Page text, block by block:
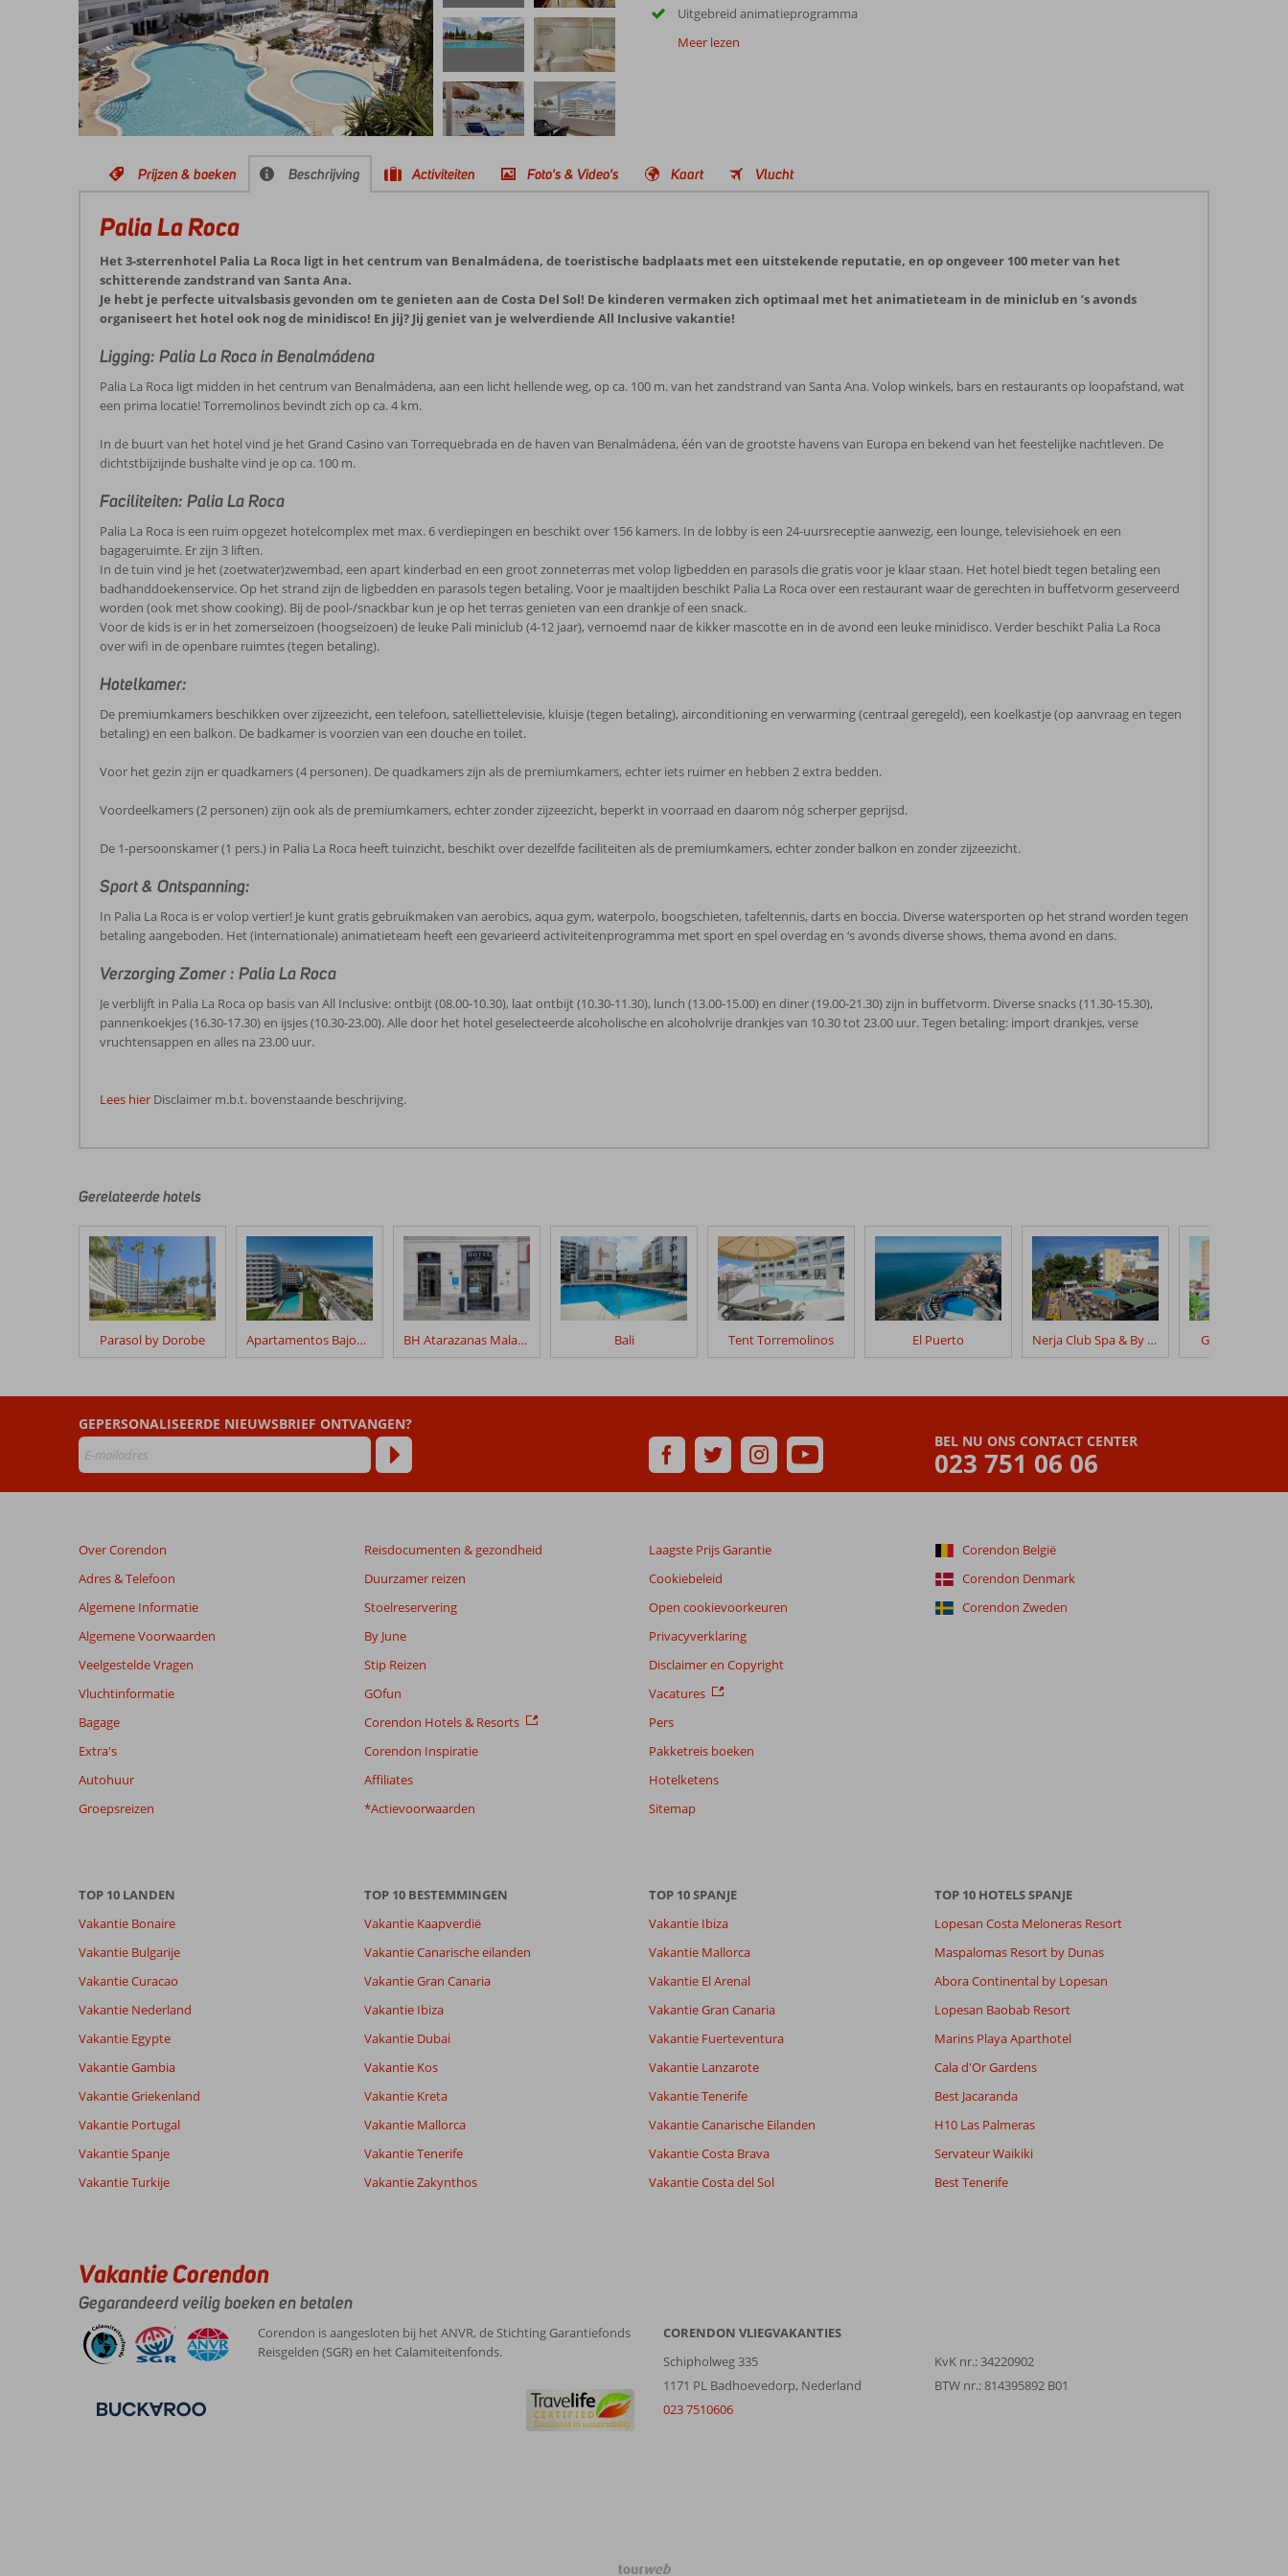
Uitgebreid animatieprogramma
Meer lezen
Prijzen & boeken Beschrijving Activiteiten Foto's & Video's Kaart Vlucht
Palia La Roca
Het 3-sterrenhotel Palia La Roca ligt in het centrum van Benalmádena, de toeristische badplaats met een uitstekende reputatie, en op ongeveer 100 meter van het
schitterende zandstrand van Santa Ana.
Je hebt je perfecte uitvalsbasis gevonden om te genieten aan de Costa Del Sol! De kinderen vermaken zich optimaal met het animatieteam in de miniclub en ’s avonds
organiseert het hotel ook nog de minidisco! En jij? Jij geniet van je welverdiende All Inclusive vakantie!
Ligging: Palia La Roca in Benalmádena
Palia La Roca ligt midden in het centrum van Benalmádena, aan een licht hellende weg, op ca. 100 m. van het zandstrand van Santa Ana. Volop winkels, bars en restaurants op loopafstand, wat
een prima locatie! Torremolinos bevindt zich op ca. 4 km.
In de buurt van het hotel vind je het Grand Casino van Torrequebrada en de haven van Benalmádena, één van de grootste havens van Europa en bekend van het feestelijke nachtleven. De
dichtstbijzijnde bushalte vind je op ca. 100 m.
Faciliteiten: Palia La Roca
Palia La Roca is een ruim opgezet hotelcomplex met max. 6 verdiepingen en beschikt over 156 kamers. In de lobby is een 24-uursreceptie aanwezig, een lounge, televisiehoek en een
bagageruimte. Er zijn 3 liften.
In de tuin vind je het (zoetwater)zwembad, een apart kinderbad en een groot zonneterras met volop ligbedden en parasols die gratis voor je klaar staan. Het hotel biedt tegen betaling een
badhanddoekenservice. Op het strand zijn de ligbedden en parasols tegen betaling. Voor je maaltijden beschikt Palia La Roca over een restaurant waar de gerechten in buffetvorm geserveerd
worden (ook met show cooking). Bij de pool-/snackbar kun je op het terras genieten van een drankje of een snack.
Voor de kids is er in het zomerseizoen (hoogseizoen) de leuke Pali miniclub (4-12 jaar), vernoemd naar de kikker mascotte en in de avond een leuke minidisco. Verder beschikt Palia La Roca
over wifi in de openbare ruimtes (tegen betaling).
Hotelkamer:
De premiumkamers beschikken over zijzeezicht, een telefoon, satelliettelevisie, kluisje (tegen betaling), airconditioning en verwarming (centraal geregeld), een koelkastje (op aanvraag en tegen
betaling) en een balkon. De badkamer is voorzien van een douche en toilet.
Voor het gezin zijn er quadkamers (4 personen). De quadkamers zijn als de premiumkamers, echter iets ruimer en hebben 2 extra bedden.
Voordeelkamers (2 personen) zijn ook als de premiumkamers, echter zonder zijzeezicht, beperkt in voorraad en daarom nóg scherper geprijsd.
De 1-persoonskamer (1 pers.) in Palia La Roca heeft tuinzicht, beschikt over dezelfde faciliteiten als de premiumkamers, echter zonder balkon en zonder zijzeezicht.
Sport & Ontspanning:
In Palia La Roca is er volop vertier! Je kunt gratis gebruikmaken van aerobics, aqua gym, waterpolo, boogschieten, tafeltennis, darts en boccia. Diverse watersporten op het strand worden tegen
betaling aangeboden. Het (internationale) animatieteam heeft een gevarieerd activiteitenprogramma met sport en spel overdag en ‘s avonds diverse shows, thema avond en dans.
Verzorging Zomer : Palia La Roca
Je verblijft in Palia La Roca op basis van All Inclusive: ontbijt (08.00-10.30), laat ontbijt (10.30-11.30), lunch (13.00-15.00) en diner (19.00-21.30) zijn in buffetvorm. Diverse snacks (11.30-15.30),
pannenkoekjes (16.30-17.30) en ijsjes (10.30-23.00). Alle door het hotel geselecteerde alcoholische en alcoholvrije drankjes van 10.30 tot 23.00 uur. Tegen betaling: import drankjes, verse
vruchtensappen en alles na 23.00 uur.
Lees hier Disclaimer m.b.t. bovenstaande beschrijving.
door
klanten
geschreven
na
hun
verblijf
Palia
Beoordelingen
die
ouder
zijn
maanden
worden
niet
meer
weergegeven
om
de
relevantie
van
Meer
beoordelingen.
Gerelateerde hotels
Parasol by Dorobe Apartamentos Bajondillo BH Atarazanas Malaga Boutique Hotel Bali Tent Torremolinos El Puerto Nerja Club Spa & By Dorobe Globales
BEL NU ONS CONTACT CENTER
023 751 06 06
GEPERSONALISEERDE NIEUWSBRIEF ONTVANGEN?
Over Corendon
Adres & Telefoon
Algemene Informatie
Algemene Voorwaarden
Veelgestelde Vragen
Vluchtinformatie
Bagage
Extra's
Autohuur
Groepsreizen
Reisdocumenten & gezondheid
Duurzamer reizen
Stoelreservering
By June
Stip Reizen
GOfun
Corendon Hotels & Resorts
Corendon Inspiratie
Affiliates
*Actievoorwaarden
Laagste Prijs Garantie
Cookiebeleid
Open cookievoorkeuren
Privacyverklaring
Disclaimer en Copyright
Vacatures
Pers
Pakketreis boeken
Hotelketens
Sitemap
Corendon België
Corendon Denmark
Corendon Zweden
TOP 10 LANDEN
Vakantie Bonaire
Vakantie Bulgarije
Vakantie Curacao
Vakantie Nederland
Vakantie Egypte
Vakantie Gambia
Vakantie Griekenland
Vakantie Portugal
Vakantie Spanje
Vakantie Turkije
TOP 10 BESTEMMINGEN
Vakantie Kaapverdië
Vakantie Canarische eilanden
Vakantie Gran Canaria
Vakantie Ibiza
Vakantie Dubai
Vakantie Kos
Vakantie Kreta
Vakantie Mallorca
Vakantie Tenerife
Vakantie Zakynthos
TOP 10 SPANJE
Vakantie Ibiza
Vakantie Mallorca
Vakantie El Arenal
Vakantie Gran Canaria
Vakantie Fuerteventura
Vakantie Lanzarote
Vakantie Tenerife
Vakantie Canarische Eilanden
Vakantie Costa Brava
Vakantie Costa del Sol
TOP 10 HOTELS SPANJE
Lopesan Costa Meloneras Resort
Maspalomas Resort by Dunas
Abora Continental by Lopesan
Lopesan Baobab Resort
Marins Playa Aparthotel
Cala d'Or Gardens
Best Jacaranda
H10 Las Palmeras
Servateur Waikiki
Best Tenerife
Vakantie Corendon
Gegarandeerd veilig boeken en betalen
Corendon is aangesloten bij het ANVR, de Stichting Garantiefonds
Reisgelden (SGR) en het Calamiteitenfonds.
CORENDON VLIEGVAKANTIES
Schipholweg 335
1171 PL Badhoevedorp, Nederland
023 7510606
KvK nr.: 34220902
BTW nr.: 814395892 B01